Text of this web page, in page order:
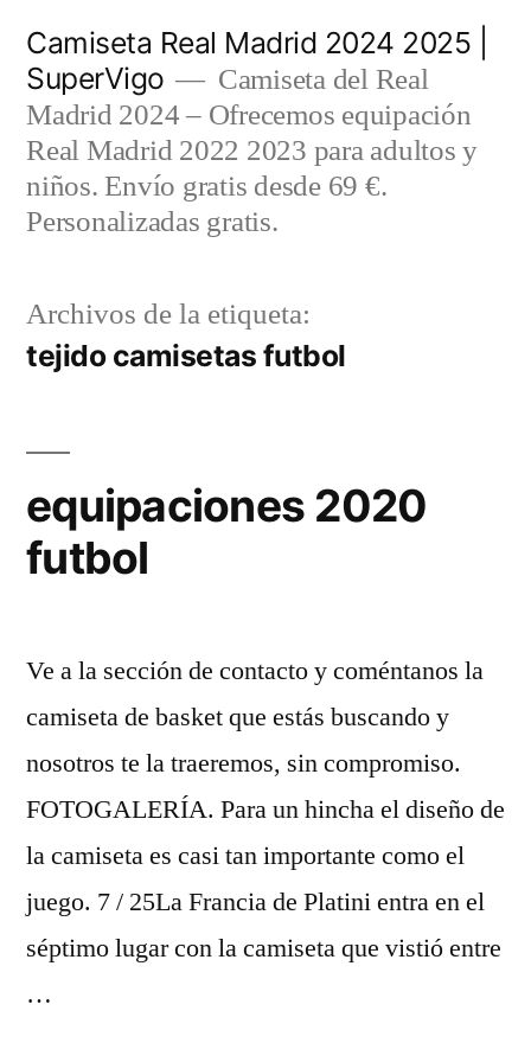
contenido
Camiseta Real Madrid 2024 2025 |
SuperVigo
Camiseta del Real
Madrid 2024 – Ofrecemos equipación
Real Madrid 2022 2023 para adultos y
niños. Envío gratis desde 69 €.
Personalizadas gratis.
Archivos de la etiqueta:
tejido camisetas futbol
equipaciones 2020
futbol
Ve a la sección de contacto y coméntanos la
camiseta de basket que estás buscando y
nosotros te la traeremos, sin compromiso.
FOTOGALERÍA. Para un hincha el diseño de
la camiseta es casi tan importante como el
juego. 7 / 25La Francia de Platini entra en el
séptimo lugar con la camiseta que vistió entre
…